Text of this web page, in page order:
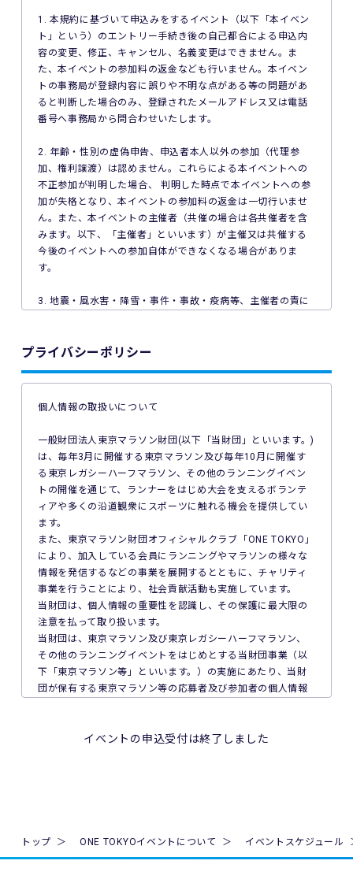
1. 本規約に基づいて申込みをするイベント（以下「本イベン
ト」という）のエントリー手続き後の自己都合による申込内
容の変更、修正、キャンセル、名義変更はできません。ま
た、本イベントの参加料の返金なども行いません。本イベン
トの事務局が登録内容に誤りや不明な点がある等の問題があ
ると判断した場合のみ、登録されたメールアドレス又は電話
番号へ事務局から問合わせいたします。
2. 年齢・性別の虚偽申告、申込者本人以外の参加（代理参
加、権利譲渡）は認めません。これらによる本イベントへの
不正参加が判明した場合、 判明した時点で本イベントへの参
加が失格となり、本イベントの参加料の返金は一切行いませ
ん。また、本イベントの主催者（共催の場合は各共催者を含
みます。以下、「主催者」といいます）が主催又は共催する
今後のイベントへの参加自体ができなくなる場合がありま
す。
3. 地震・風水害・降雪・事件・事故・疫病等、主催者の責に
トへのエントリーができない場合があります。ご利用の端末
の非対応、インターネット回線の不具合などにより本イベン
切の責任を負いません。
5. 公共交通機関の遅延、道路事情その他いかなる理由による
本イベントへの参加の遅刻又は不参加であっても、主催者は
一切責任を負わず、本イベントの参加料の返金等は一切行い
ません。
6. 本イベントの参加料についての領収証は発行いたしませ
ん。
7. 主催者は本イベントの参加者の疾病や紛失、その他の事故
に際し、主催者に故意又は重過失がある場合を除き、主催者
が加入する保険の給付額以上の損害を賠償する責任を負いま
せん。なお、本イベントの参加者は、自己の健康状態や体調
に注意を払うものとします。
8. 本イベント中の映像・写真・記事・記録・参加者の氏名、
のテレビ・新聞・雑誌・SNS・インターネット等での掲載及
び利用の権利は主催者に属します。
されるものとします。
プライバシーポリシー
個人情報の取扱いについて
一般財団法人東京マラソン財団(以下「当財団」といいます。)
は、毎年3月に開催する東京マラソン及び毎年10月に開催す
る東京レガシーハーフマラソン、その他のランニングイベン
トの開催を通じて、ランナーをはじめ大会を支えるボランテ
ィアや多くの沿道観衆にスポーツに触れる機会を提供してい
ます。
また、東京マラソン財団オフィシャルクラブ「ONE TOKYO」
により、加入している会員にランニングやマラソンの様々な
情報を発信するなどの事業を展開するとともに、チャリティ
事業を行うことにより、社会貢献活動も実施しています。
当財団は、個人情報の重要性を認識し、その保護に最大限の
注意を払って取り扱います。
当財団は、東京マラソン及び東京レガシーハーフマラソン、
その他のランニングイベントをはじめとする当財団事業（以
下「東京マラソン等」といいます。）の実施にあたり、当財
団が保有する東京マラソン等の応募者及び参加者の個人情報
1. 法令、国が定める指針その他の規範の遵守について
程」といいます。）を遵守し、厳正な管理のもとで行いま
イベントの申込受付は終了しました
トップ ONE TOKYOイベントについて イベントスケジュール